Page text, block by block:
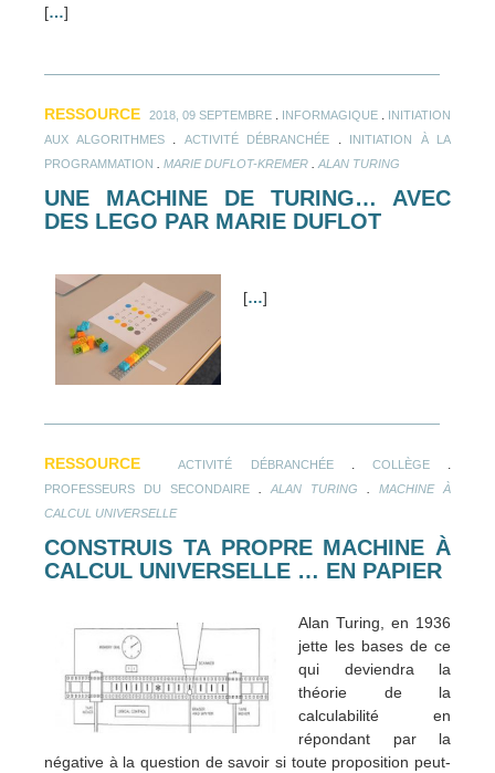
[…]
RESSOURCE 2018, 09 SEPTEMBRE INFORMAGIQUE
INITIATION
AUX ALGORITHMES. ACTIVITÉ DÉBRANCHÉE
INITIATION À LA
PROGRAMMATION
MARIE DUFLOT-KREMER ALAN TURING
UNE MACHINE DE TURING… AVEC
DES LEGO PAR MARIE DUFLOT
[…]
RESSOURCE ACTIVITÉ DÉBRANCHÉE. COLLÈGE.
PROFESSEURS DU SECONDAIRE ALAN TURING
MACHINE À
CALCUL UNIVERSELLE
CONSTRUIS TA PROPRE MACHINE À
CALCUL UNIVERSELLE … EN PAPIER
Alan Turing, en 1936
jette les bases de ce
qui deviendra la
théorie de la
calculabilité en
répondant par la
négative à la question de savoir si toute proposition peut-